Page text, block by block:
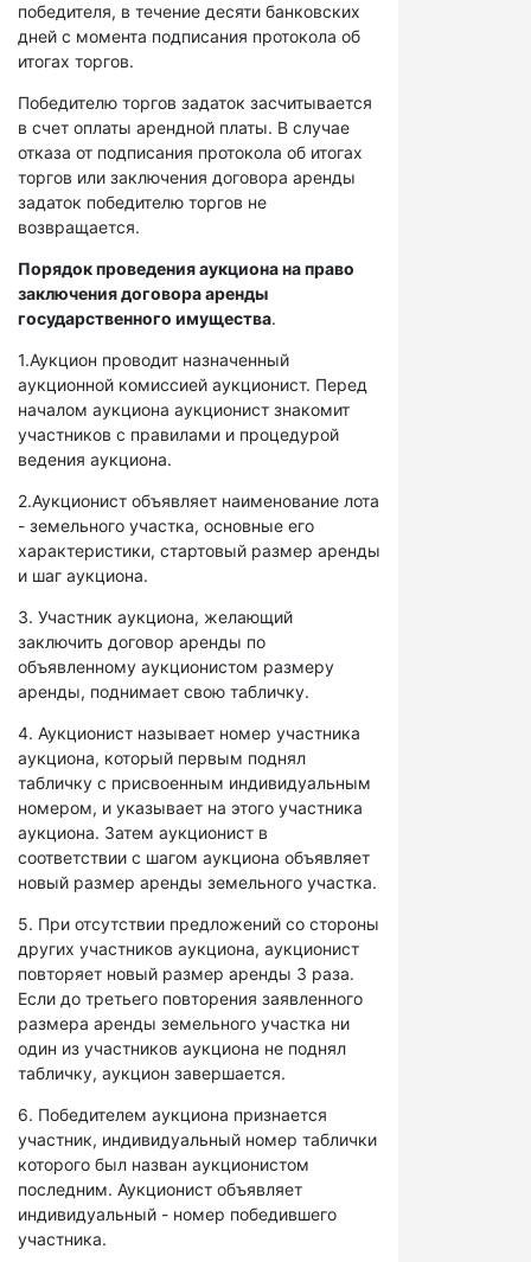
победителя, в течение десяти банковских
дней с момента подписания протокола об
итогах торгов.
Победителю торгов задаток засчитывается
в счет оплаты арендной платы. В случае
отказа от подписания протокола об итогах
торгов или заключения договора аренды
задаток победителю торгов не
возвращается.
Порядок проведения аукциона на право
заключения договора аренды
государственного имущества.
1.Аукцион проводит назначенный
аукционной комиссией аукционист. Перед
началом аукциона аукционист знакомит
участников с правилами и процедурой
ведения аукциона.
2.Аукционист объявляет наименование лота
- земельного участка, основные его
характеристики, стартовый размер аренды
и шаг аукциона.
3. Участник аукциона, желающий
заключить договор аренды по
объявленному аукционистом размеру
аренды, поднимает свою табличку.
4. Аукционист называет номер участника
аукциона, который первым поднял
табличку с присвоенным индивидуальным
номером, и указывает на этого участника
аукциона. Затем аукционист в
соответствии с шагом аукциона объявляет
новый размер аренды земельного участка.
5. При отсутствии предложений со стороны
других участников аукциона, аукционист
повторяет новый размер аренды 3 раза.
Если до третьего повторения заявленного
размера аренды земельного участка ни
один из участников аукциона не поднял
табличку, аукцион завершается.
6. Победителем аукциона признается
участник, индивидуальный номер таблички
которого был назван аукционистом
последним. Аукционист объявляет
индивидуальный - номер победившего
участника.